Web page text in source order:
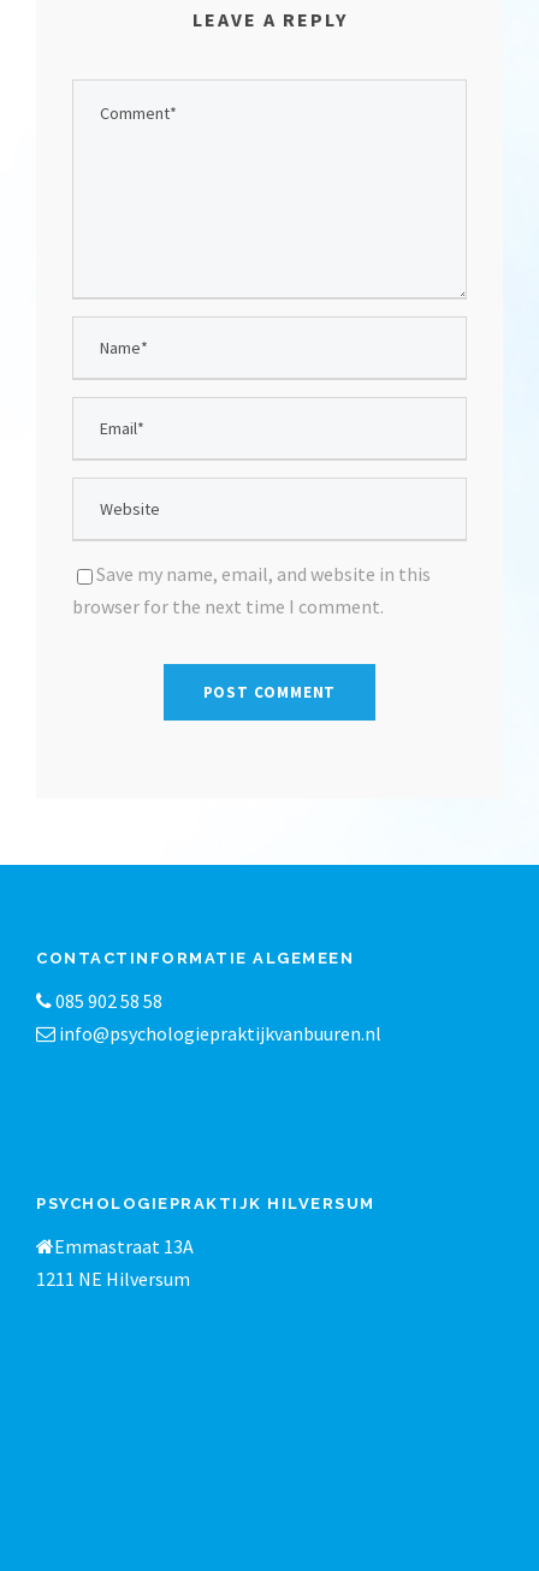
LEAVE A REPLY
Save my name, email, and website in this
browser for the next time I comment.
CONTACTINFORMATIE ALGEMEEN
085 902 58 58
info@psychologiepraktijkvanbuuren.nl
PSYCHOLOGIEPRAKTIJK HILVERSUM
Emmastraat 13A
1211 NE Hilversum